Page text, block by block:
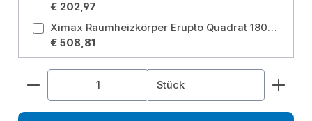
€ 202,97
Ximax Raumheizkörper Erupto Quadrat 1800 mm x 435 mm 1368 Watt Weiß RAL 9003 Größe: 1800x435 mm
€ 508,81
Produkt Anzahl: Gib den gewünschten Wert
Stück